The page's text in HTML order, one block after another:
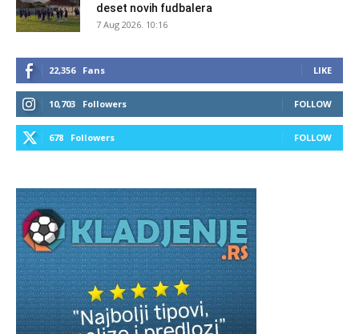
deset novih fudbalera
7 Aug 2026. 10:16
22,356 Fans LIKE
10,703 Followers FOLLOW
678 Followers FOLLOW